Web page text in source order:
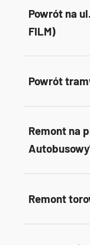
Powrót na
FILM)
Powrót
Remont na
Remont